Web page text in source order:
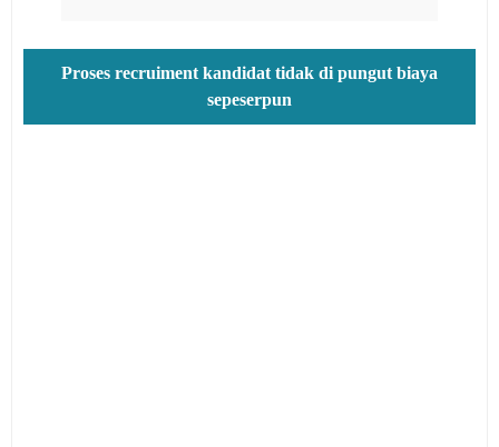
Proses recruiment kandidat tidak di pungut biaya
sepeserpun